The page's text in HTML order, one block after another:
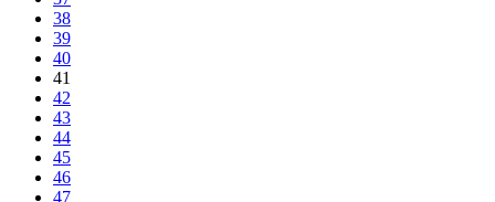
38
39
40
41
42
43
44
45
46
47